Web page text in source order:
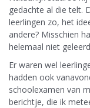
gedachte al die telt.
leerlingen zo, het
andere? Misschien
helemaal niet
Er waren wel
hadden ook
schoolexamen van
berichtje, die ik